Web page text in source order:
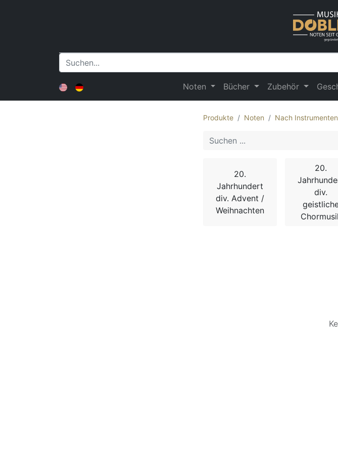
Noten Bücher Zubehör
Produkte Noten Nach
20.
Jahrhundert
div. Advent /
Weihnachten
20.
div.